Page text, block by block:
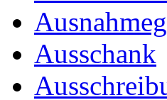
Ausschank